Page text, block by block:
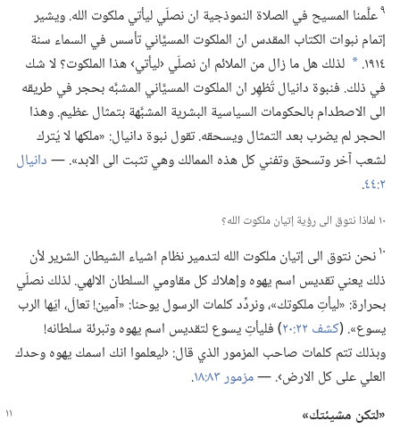
٩علَّمنا المسيح في الصلاة النموذجية ان نصلّي ليأتي ملكوت الله.‏ ويشير
إتمام نبوات الكتاب المقدس ان الملكوت المسيَّاني تأسس في السماء سنة
١٩١٤.‏ * لذلك هل ما زال من الملائم ان نصلّي ‹ليأتي› هذا الملكوت؟‏ لا شك
في ذلك.‏ فنبوة دانيال تُظهِر ان الملكوت المسيَّاني المشبَّه بحجر في طريقه
الى الاصطدام بالحكومات السياسية البشرية المشبَّهة بتمثال عظيم.‏ وهذا
الحجر لم يضرب بعد التمثال ويسحقه.‏ تقول نبوة دانيال:‏ «ملكها لا يُترك
لشعب آخر وتسحق وتفني كل هذه الممالك وهي تثبت الى الابد».‏ —‏دانيال
٢:‏٤٤
‏.‏
١٠ لماذا نتوق الى رؤية إتيان ملكوت الله؟‏
١٠نحن نتوق الى إتيان ملكوت الله لتدمير نظام اشياء الشيطان الشرير لأن
ذلك يعني تقديس اسم يهوه وإهلاك كل مقاومي السلطان الالهي.‏ لذلك نصلّي
بحرارة:‏ «ليأتِ ملكوتك»،‏ ونردِّد كلمات الرسول يوحنا:‏ «آمين!‏ تعالَ،‏ ايّها الرب
يسوع».‏ (‏كشف ٢٢:‏٢٠
‏)‏ فليأتِ يسوع لتقديس اسم يهوه وتبرئة سلطانه!‏
وبذلك تتم كلمات صاحب المزمور الذي قال:‏ ‹ليعلموا انك اسمك يهوه وحدك
العلي على كل الارض›.‏ —‏مزمور ٨٣:‏١٨
‏.‏
‏«لتكن مشيئتك»‏